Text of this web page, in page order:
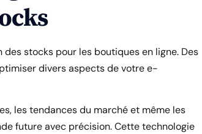
stocks pour les boutiques en ligne. Des
divers aspects de votre e-
les tendances du marché et même les
future avec précision. Cette technologie